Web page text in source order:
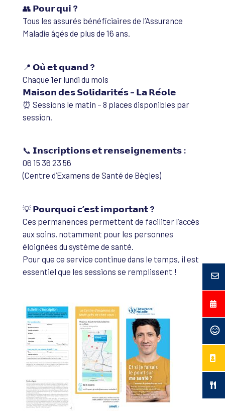
👥 𝗣𝗼𝘂𝗿 𝗾𝘂𝗶 ?
Tous les assurés bénéficiaires de l’Assurance
Maladie âgés de plus de 16 ans.
📍 𝗢𝘂̀ 𝗲𝘁 𝗾𝘂𝗮𝗻𝗱 ?
Chaque 1er lundi du mois
𝗠𝗮𝗶𝘀𝗼𝗻 𝗱𝗲𝘀 𝗦𝗼𝗹𝗶𝗱𝗮𝗿𝗶𝘁𝗲́𝘀 – 𝗟𝗮 𝗥𝗲́𝗼𝗹𝗲
⏰ Sessions le matin – 8 places disponibles par
session.
📞 𝗜𝗻𝘀𝗰𝗿𝗶𝗽𝘁𝗶𝗼𝗻𝘀 𝗲𝘁 𝗿𝗲𝗻𝘀𝗲𝗶𝗴𝗻𝗲𝗺𝗲𝗻𝘁𝘀 :
06 15 36 23 56
(Centre d’Examens de Santé de Bègles)
💡 𝗣𝗼𝘂𝗿𝗾𝘂𝗼𝗶 𝗰’𝗲𝘀𝘁 𝗶𝗺𝗽𝗼𝗿𝘁𝗮𝗻𝘁 ?
Ces permanences permettent de faciliter l’accès
aux soins, notamment pour les personnes
éloignées du système de santé.
Pour que ce service continue dans le temps, il est
essentiel que les sessions se remplissent !